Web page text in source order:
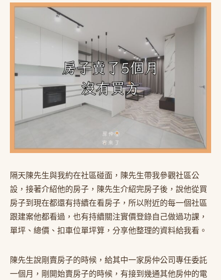
隔天陳先生與我約在社區碰面，陳先生帶我參觀社區公
設，接著介紹他的房子，陳先生介紹完房子後，說他從買
房子到現在都還有持續在看房子，所以附近的每一個社區
跟建案他都看過，也有持續關注實價登錄自己做過功課，
單坪、總價、扣車位單坪算，分享他整理的資料給我看。
陳先生說剛賣房子的時候，給其中一家房仲公司專任委託
一個月，剛開始賣房子的時候，有接到幾通其他房仲的電